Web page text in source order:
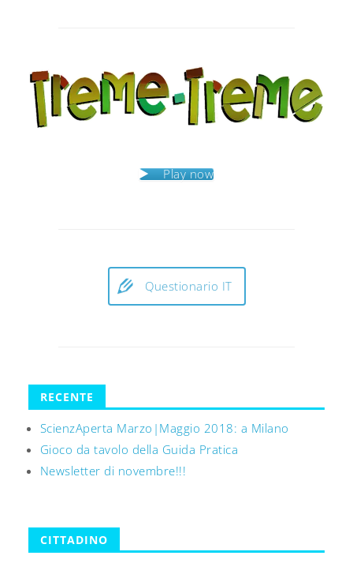
Play now
Questionario IT
RECENTE
ScienzAperta Marzo|Maggio 2018: a Milano
Gioco da tavolo della Guida Pratica
Newsletter di novembre!!!
CITTADINO